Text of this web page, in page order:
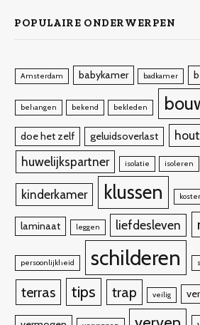
POPULAIRE ONDERWERPEN
Amsterdam babykamer badkamer
behangen bekend bekleden
doe het zelf geluidsoverlast hout
huwelijkspartner isolatie isoleren
kinderkamer klussen
laminaat leggen liefdesleven
persoonlijkheid schilderen
terras tips trap veilig